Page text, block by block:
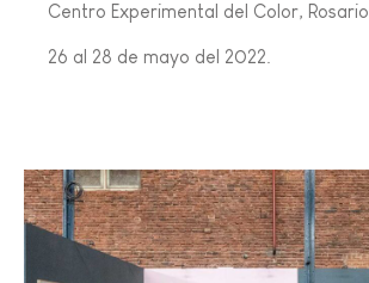
Centro Experimental del Color, Rosario
26 al 28 de mayo del 2022.